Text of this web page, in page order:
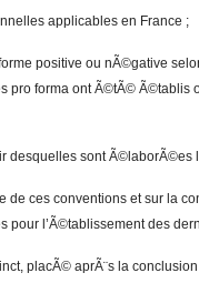
applicables en France ;
positive ou nÃ©gative
pro forma ont Ã©tÃ© Ã©tablis
desquelles sont Ã©laborÃ©es
de ces conventions et sur la
pour l’Ã©tablissement des
placÃ© aprÃ¨s la